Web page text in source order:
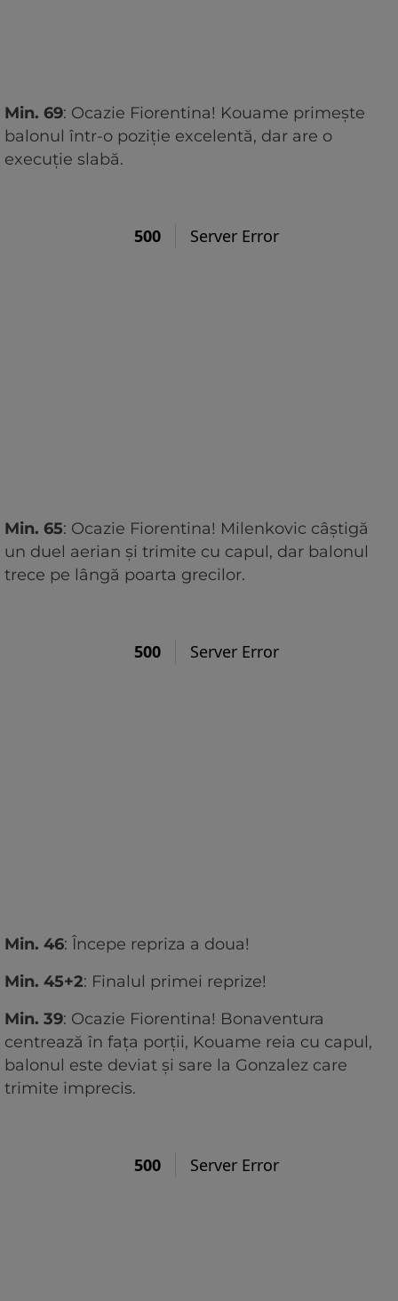
Min. 69: Ocazie Fiorentina! Kouame primește
balonul într-o poziție excelentă, dar are o
execuție slabă.
Min. 65: Ocazie Fiorentina! Milenkovic câștigă
un duel aerian și trimite cu capul, dar balonul
trece pe lângă poarta grecilor.
Min. 46: Începe repriza a doua!
Min. 45+2: Finalul primei reprize!
Min. 39: Ocazie Fiorentina! Bonaventura
centrează în fața porții, Kouame reia cu capul,
balonul este deviat și sare la Gonzalez care
trimite imprecis.